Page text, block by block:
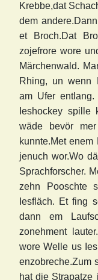
Krebbe,dat
dem
et Broch.Dat
zojefrore wore
Märchenwald.
Rhing, un wenn
am Ufer
Ieshockey spille
wäde bevör
kunnte.Met
jenuch wor.Wo
Sprachforscher.
zehn Pooschte
Iesfläch. Et fing
dann em
zonehment
wore Welle us
enzobreche.Zum
hat die Strapatze